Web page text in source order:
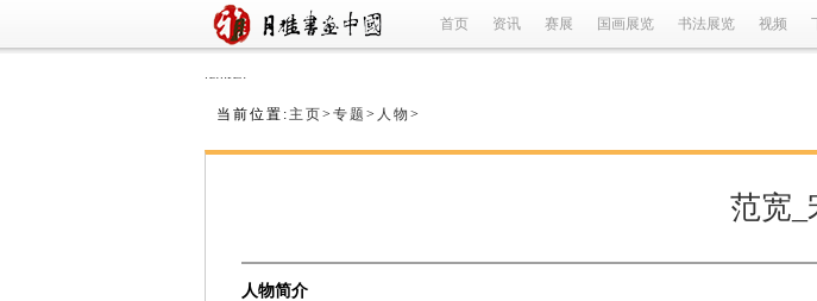
首页 资讯 赛展 国画展览 书法展览 视频
refused
当前位置: 主页> 专题 > 人物 >
范宽_
人物简介